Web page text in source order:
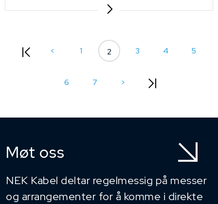
< 1 2 3 4 5
6 7 >
Møt oss
NEK Kabel deltar regelmessig på messer
og arrangementer for å komme i direkte